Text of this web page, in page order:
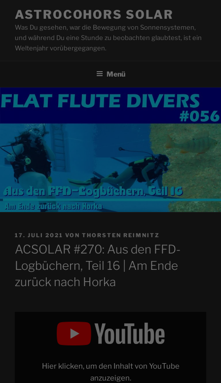
Inhalt
springen
ASTROCOHORS SOLAR
Was Du gesehen, war die Bewegung von Sonnensystemen,
und während Du eine Stunde zu beobachten glaubtest, ist ein
Weltenjahr vorübergegangen.
Menü
VERÖFFENTLICHT
AM
17. JULI 2021 VON THORSTEN REIMNITZ
ACSOLAR #270: Aus den FFD-
Logbüchern, Teil 16 | Am Ende
zurück nach Horka
Hier klicken, um den Inhalt von YouTube
anzuzeigen.